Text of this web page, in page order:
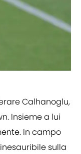
Calhanoglu,
Insieme a lui
In campo
sulla